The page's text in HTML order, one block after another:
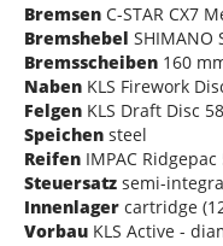
Bremsen C-STAR CX7
Bremshebel SHIMANO
Bremsscheiben 160
Naben KLS Firework
Felgen KLS Draft Disc
Speichen steel
Reifen IMPAC
Steuersatz semi-
Innenlager cartridge
Vorbau KLS Active -